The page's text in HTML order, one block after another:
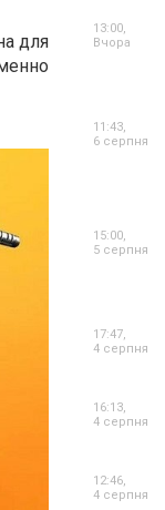
для
13:00,
Вчора
11:43,
6 серпня
15:00,
5 серпня
17:47,
4 серпня
16:13,
4 серпня
12:46,
4 серпня